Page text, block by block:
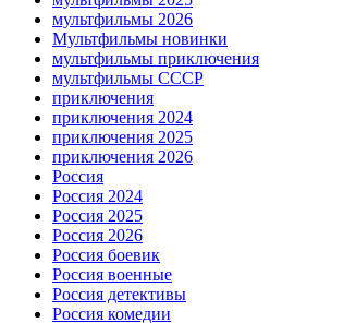
мультфильмы 2026
Мультфильмы новинки
мультфильмы приключения
мультфильмы СССР
приключения
приключения 2024
приключения 2025
приключения 2026
Россия
Россия 2024
Россия 2025
Россия 2026
Россия боевик
Россия военные
Россия детективы
Россия комедии